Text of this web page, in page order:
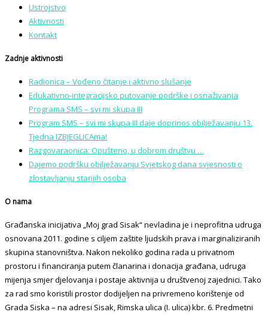
Ustrojstvo
Aktivnosti
Kontakt
Zadnje aktivnosti
Radionica – Vođeno čitanje i aktivno slušanje
Edukativno-integracijsko putovanje podrške i osnaživanja
Programa SMS – svi mi skupa III
Program SMS – svi mi skupa III daje doprinos obilježavanju 13.
Tjedna IZBJEGLICAma!
Razgovaraonica: Opušteno, u dobrom društvu …
Dajemo podršku obilježavanju Svjetskog dana svjesnosti o
zlostavljanju starijih osoba
O nama
Građanska inicijativa „Moj grad Sisak“ nevladina je i neprofitna udruga
osnovana 2011. godine s ciljem zaštite ljudskih prava i marginaliziranih
skupina stanovništva. Nakon nekoliko godina rada u privatnom
prostoru i financiranja putem članarina i donacija građana, udruga
mijenja smjer djelovanja i postaje aktivnija u društvenoj zajednici. Tako
za rad smo koristili prostor dodijeljen na privremeno korištenje od
Grada Siska – na adresi Sisak, Rimska ulica (I. ulica) kbr. 6. Predmetni